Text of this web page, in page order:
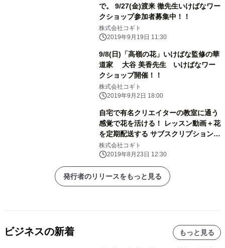
で。 9/27(金)渡来 徹先生いけばなワー
クショップ参加者募集中！！
株式会社コギト
2019年9月19日 11:30
9/8(日)「高嶺の花」いけばな監修の華
道家 大谷 美香先生 いけばなワー
クショップ開催！！
株式会社コギト
2019年9月2日 18:00
自宅で有名クリエイターの教室に通う
感覚で花を活ける！ レッスン動画＋花
を定期配送する サブスクリプションサ
ービス「hanaike」提供開始
株式会社コギト
2019年8月23日 12:30
発行者のリリースをもっと見る
ビジネスの新着 もっと見る